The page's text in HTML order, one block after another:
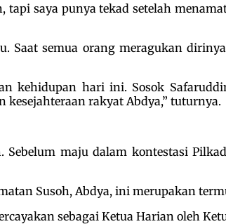
saya punya tekad setelah
Saat semua orang meragukan
kehidupan hari ini. Sosok
rakyat Abdya,” tuturnya.
maju dalam kontestasi
Susoh, Abdya, ini merupakan
sebagai Ketua Harian oleh